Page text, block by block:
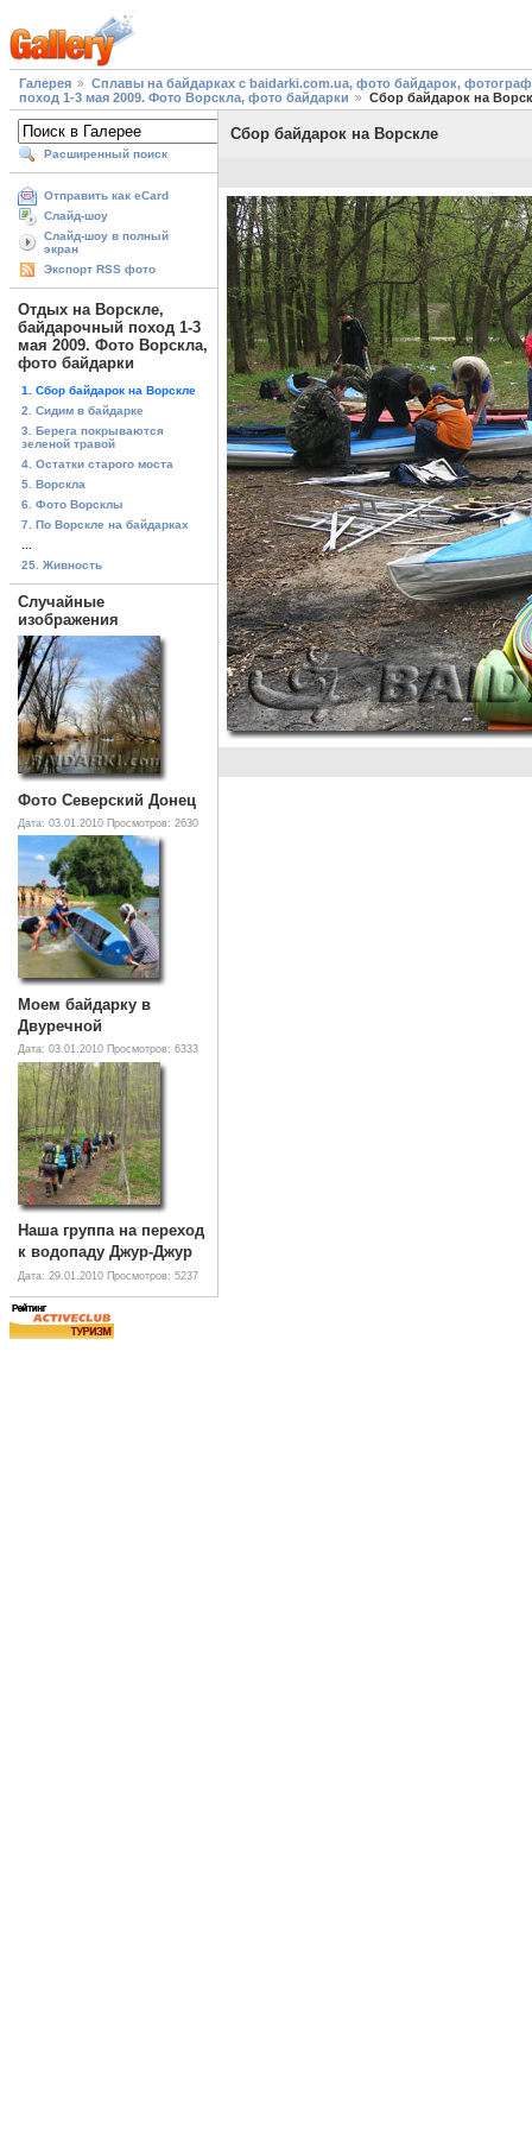
Галерея
Сплавы на байдарках с baidarki.com.ua, фото байдарок,
поход 1-3 мая 2009. Фото Ворскла, фото байдарки
Сбор байдарок на
Расширенный поиск
Отправить как eCard
Слайд-шоу
Слайд-шоу в полный
экран
Экспорт RSS фото
Отдых на Ворскле,
байдарочный поход 1-3
мая 2009. Фото Ворскла,
фото байдарки
1. Сбор байдарок на Ворскле
2. Сидим в байдарке
3. Берега покрываются
зеленой травой
4. Остатки старого моста
5. Ворскла
6. Фото Ворсклы
7. По Ворскле на байдарках
25. Живность
Случайные
изображения
Фото Северский Донец
Дата: 03.01.2010 Просмотров: 2630
Моем байдарку в
Двуречной
Дата: 03.01.2010 Просмотров: 6333
Наша группа на переход
к водопаду Джур-Джур
Дата: 29.01.2010 Просмотров: 5237
Сбор байдарок на Ворскле